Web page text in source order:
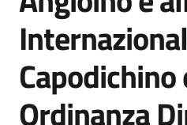
Ordinanza